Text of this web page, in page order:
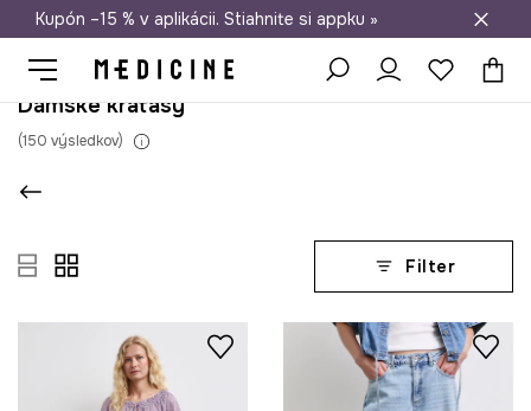
Doprava zadarmo od 50 €
Kupón –15 % v aplikácii. Stiahnite si appku »
Dámske kraťasy
(150 výsledkov)
Filter